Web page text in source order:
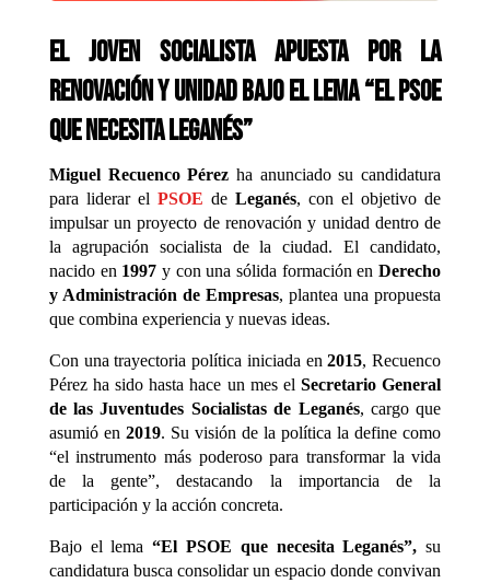
El joven socialista apuesta por la
renovación y unidad bajo el lema “El PSOE
que necesita Leganés”
Miguel Recuenco Pérez ha anunciado su candidatura
para liderar el PSOE deLeganés, con el objetivo de
impulsar un proyecto de renovación y unidad dentro de
la agrupación socialista de la ciudad. El candidato,
nacido en 1997 y con una sólida formación enDerecho
y Administración de Empresas, plantea una propuesta
que combina experiencia y nuevas ideas.
Con una trayectoria política iniciada en2015, Recuenco
Pérez ha sido hasta hace un mes elSecretario General
de las Juventudes Socialistas de Leganés, cargo que
asumió en 2019. Su visión de la política la define como
“el instrumento más poderoso para transformar la vida
de la gente”, destacando la importancia de la
participación y la acción concreta.
Bajo el lema“El PSOE que necesita Leganés”, su
candidatura busca consolidar un espacio donde convivan